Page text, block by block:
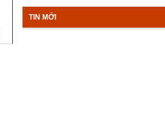
TIN MỚI